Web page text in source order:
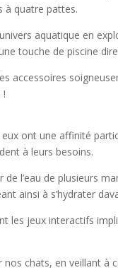
à quatre pattes.
aquatique en
touche de piscine
accessoires
!
ont une affinité
à leurs besoins.
l’eau de plusieurs
ainsi à s’hydrater
les jeux interactifs
chats, en veillant à